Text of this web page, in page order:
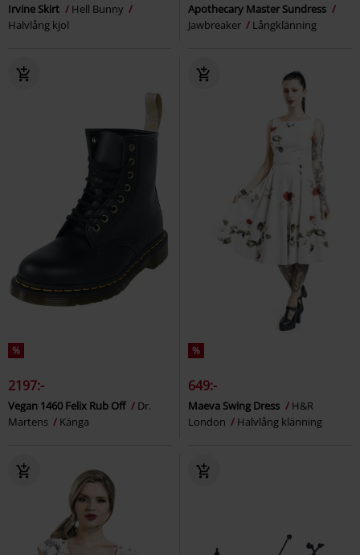
Irvine Skirt
Hell Bunny
Halvlång kjol
Apothecary Master Sundress
Jawbreaker
Långklänning
%
2197:-
Vegan 1460 Felix Rub Off
Dr.
Martens
Känga
%
649:-
Maeva Swing Dress
H&R
London
Halvlång klänning